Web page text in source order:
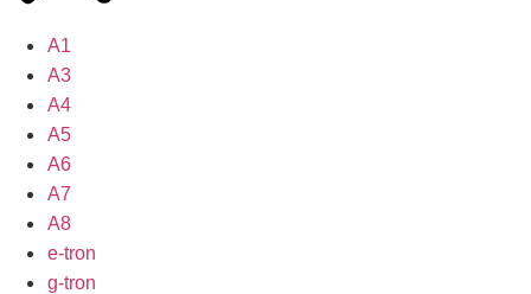
A1
A3
A4
A5
A6
A7
A8
e-tron
g-tron